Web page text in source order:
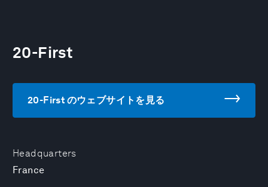
Headquarters
France
20-First
20-First のウェブサイトを見る